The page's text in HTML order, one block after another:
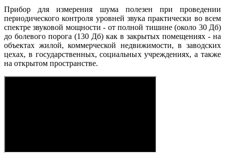
Прибор для измерения шума полезен при проведении
периодического контроля уровней звука практически во всем
спектре звуковой мощности - от полной тишине (около 30 Дб)
до болевого порога (130 Дб) как в закрытых помещениях - на
объектах жилой, коммерческой недвижимости, в заводских
цехах, в государственных, социальных учреждениях, а также
на открытом пространстве.